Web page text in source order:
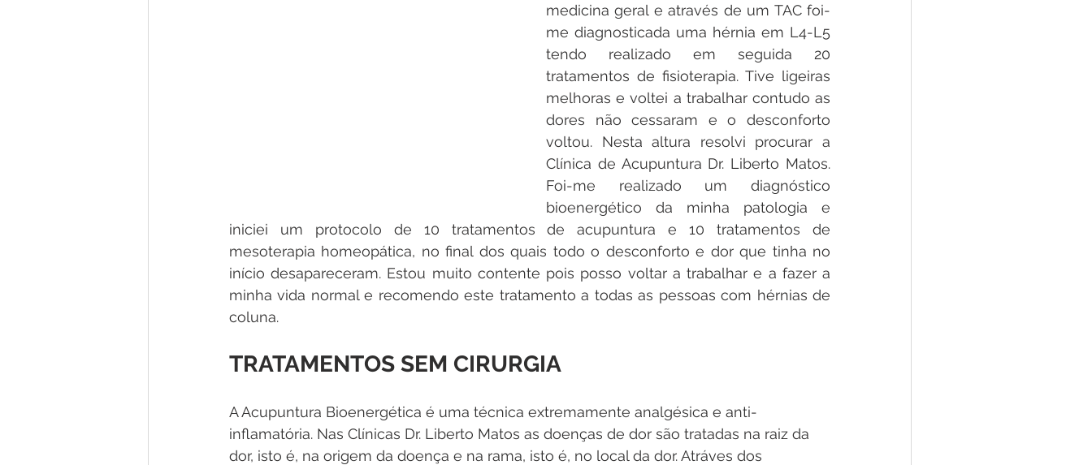
medicina geral e através de um TAC foi-
me diagnosticada uma hérnia em L4-L5
tendo realizado em seguida 20
tratamentos de fisioterapia. Tive ligeiras
melhoras e voltei a trabalhar contudo as
dores não cessaram e o desconforto
voltou. Nesta altura resolvi procurar a
Clínica de Acupuntura Dr. Liberto Matos.
Foi-me realizado um diagnóstico
bioenergético da minha patologia e
iniciei um protocolo de 10 tratamentos de acupuntura e 10 tratamentos de
mesoterapia homeopática, no final dos quais todo o desconforto e dor que tinha no
início desapareceram. Estou muito contente pois posso voltar a trabalhar e a fazer a
minha vida normal e recomendo este tratamento a todas as pessoas com hérnias de
coluna.
TRATAMENTOS SEM CIRURGIA
A Acupuntura Bioenergética é uma técnica extremamente analgésica e anti-
inflamatória. Nas Clínicas Dr. Liberto Matos as doenças de dor são tratadas na raiz da
dor, isto é, na origem da doença e na rama, isto é, no local da dor. Atráves dos